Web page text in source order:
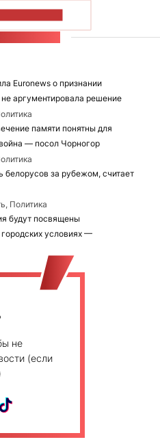
Euronews о признании
аргументировала решение
памяти понятны для
— посол Чорногор
за рубежом, считает
Политика
будут посвящены
условиях —
не
(если